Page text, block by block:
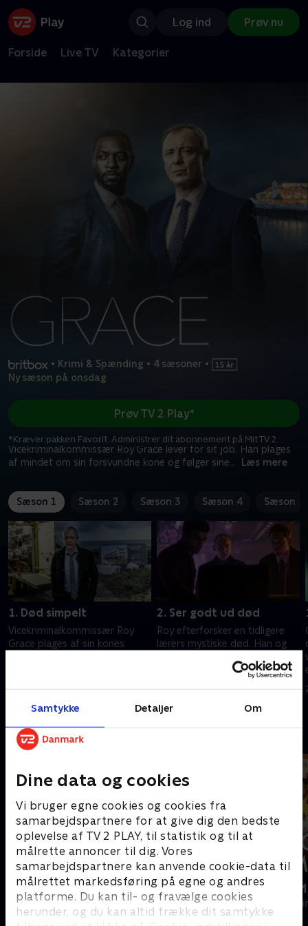
Samtykke Detaljer Om
Dine data og cookies
Vi bruger egne cookies og cookies fra
samarbejdspartnere for at give dig den bedste
oplevelse af TV 2 PLAY, til statistik og til at
målrette annoncer til dig. Vores
samarbejdspartnere kan anvende cookie-data til
målrettet markedsføring på egne og andres
platforme. Du kan til- og fravælge cookies
herunder, og du kan altid trække dit samtykke
Log ind Prøv nu
Forside Live TV Kategorier
• Krimi & Spænding • 4 sæsoner •
Ny sæson på onsdag
Vicekriminalkommissær Roy Grace lever for sit job. Han plages
af mindet om sin forsvundne kone og følger sine... Læs mere
Prøv TV 2 Play*
*Kræver pakken Favorit. Administrer dit abonnement på Mit TV 2.
Sæson 1 Sæson 2 Sæson 3 Sæson 4 Sæson 5
1. Død simpelt
Vicekriminalkommissær Roy
Grace plages af sin kones
7. maj 2025 • 87 min
2. Ser godt ud død
Roy efterforsker en tidligere
lærers mystiske død. Han og
ind i en efterforskning, der
7. maj 2025 • 87 min
Andre så også
Mord på Mallorca
Krimi & Spænding • 2 sæsoner
Mordene i
Krimi &